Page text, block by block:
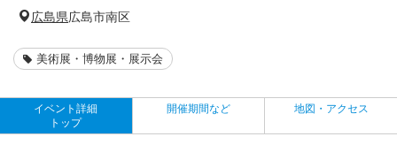
広島県広島市南区
美術展・博物展・展示会
イベント詳細
トップ
開催期間など 地図・アクセス